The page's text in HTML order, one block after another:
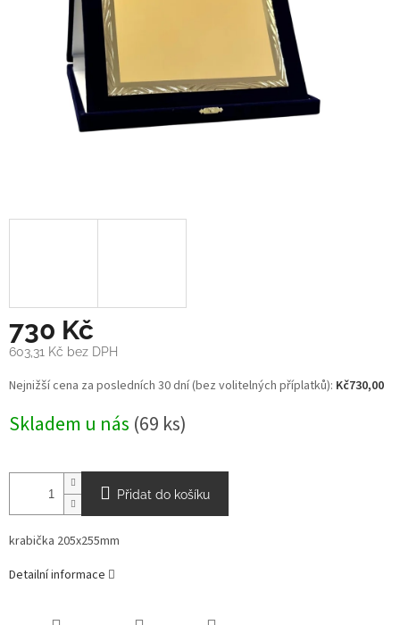
730 Kč
603,31 Kč bez DPH
Měrná
cena:
Nejnižší cena za posledních 30 dní (bez volitelných příplatků): Kč730,00
Skladem u nás (69 ks)
Přidat do košíku
krabička 205x255mm
Detailní informace